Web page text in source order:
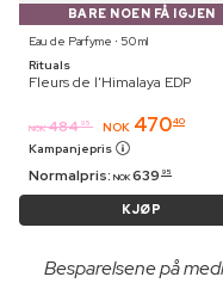
BARE NOEN FÅ IGJEN
Eau de Parfyme ⋅ 50 ml
Rituals
Fleurs de l'Himalaya EDP
NOK 484 95 NOK 47040
Kampanjepris
Normalpris: NOK 639 95
KJØP
Besparelsene på